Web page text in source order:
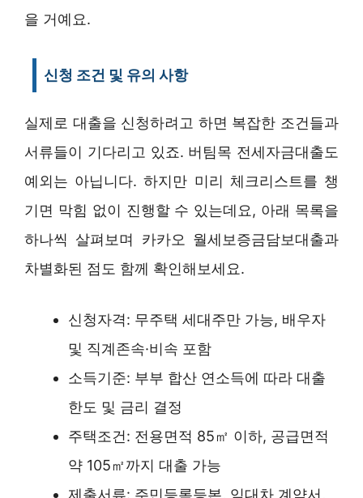
을 거예요.
신청 조건 및 유의 사항
실제로 대출을 신청하려고 하면 복잡한 조건들과
서류들이 기다리고 있죠. 버팀목 전세자금대출도
예외는 아닙니다. 하지만 미리 체크리스트를 챙
기면 막힘 없이 진행할 수 있는데요, 아래 목록을
하나씩 살펴보며 카카오 월세보증금담보대출과
차별화된 점도 함께 확인해보세요.
신청자격: 무주택 세대주만 가능, 배우자
및 직계존속·비속 포함
소득기준: 부부 합산 연소득에 따라 대출
한도 및 금리 결정
주택조건: 전용면적 85㎡ 이하, 공급면적
약 105㎡까지 대출 가능
제출서류: 주민등록등본, 임대차 계약서,